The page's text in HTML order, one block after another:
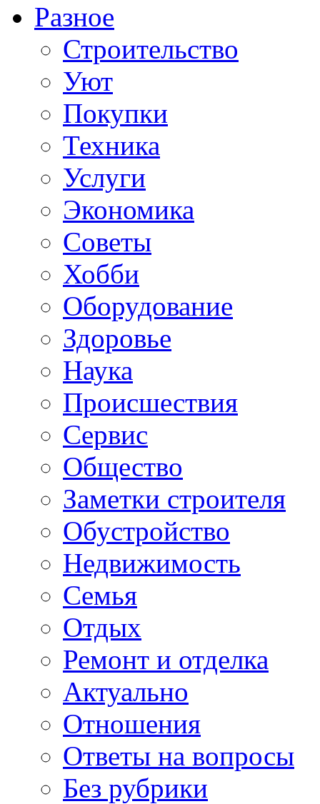
Разное
Строительство
Уют
Покупки
Техника
Услуги
Экономика
Советы
Хобби
Oборудование
Здоровье
Наука
Происшествия
Сервис
Общество
Заметки строителя
Обустройство
Недвижимость
Семья
Отдых
Ремонт и отделка
Актуально
Отношения
Ответы на вопросы
Без рубрики